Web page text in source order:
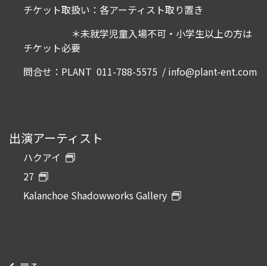
チケット取扱い：各アーティスト取り置き
＊未就学児童入場不可・小学生以上の方は
チケット必要
問合せ：PLANT 011-788-5575 / info@plant-ent.com
出演アーティスト
ハクアイ
27
Kalanchoe Shadowworks Gallery